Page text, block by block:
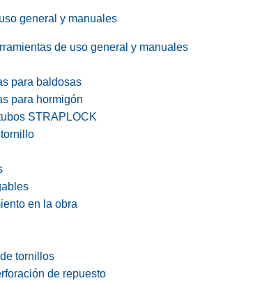
general y manuales
de uso general y manuales
para baldosas
para hormigón
STRAPLOCK
en la obra
tornillos
de repuesto